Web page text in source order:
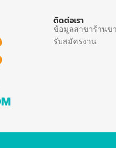
ติดต่อเรา
ข้อมูลสาขาร้านข
รับสมัครงาน